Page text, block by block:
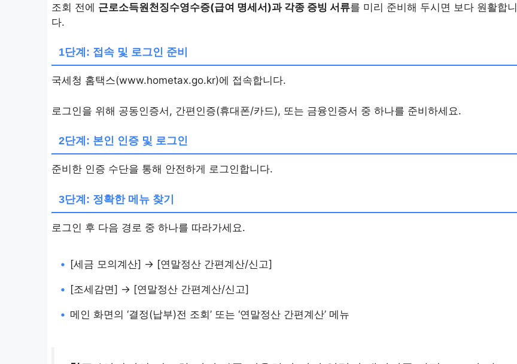
조회 전에 근로소득원천징수영수증(급여 명세서)과 각종 증빙 서류를 미리 준비해 두시면 보다 원활합니
다.
1단계: 접속 및 로그인 준비
국세청 홈택스(www.hometax.go.kr)에 접속합니다.
로그인을 위해 공동인증서, 간편인증(휴대폰/카드), 또는 금융인증서 중 하나를 준비하세요.
2단계: 본인 인증 및 로그인
준비한 인증 수단을 통해 안전하게 로그인합니다.
3단계: 정확한 메뉴 찾기
로그인 후 다음 경로 중 하나를 따라가세요.
• [세금 모의계산] → [연말정산 간편계산/신고]
• [조세감면] → [연말정산 간편계산/신고]
• 메인 화면의 ‘결정(납부)전 조회’ 또는 ‘연말정산 간편계산’ 메뉴